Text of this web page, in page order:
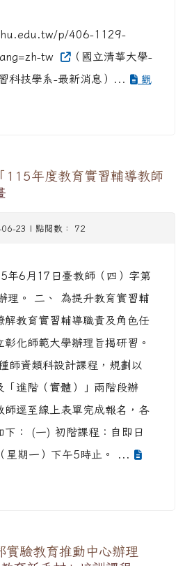
p/406-1129-
tw
（國立清華大學-
科技學系-最新消息）...
觀
115年度教育實習輔導教師
23 | 點閱數： 72
年6月17日臺教師（四）字第
理。 二、 為提升教育實習輔
解教育實習輔導職責及角色任
化師範大學辦理旨揭研習。
師資類科設計課程，規劃以
「進階（實體）」兩階段辦
師逕至線上表單完成報名，各
下： (一) 初階課程：自即日
星期一）下午5時止。 ...
實驗教育推動中心辦理